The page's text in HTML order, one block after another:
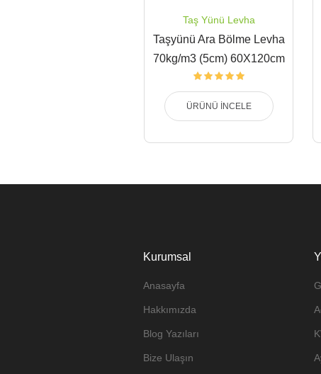
Taş Yünü Levha
Taşyünü Ara Bölme Levha
70kg/m3 (5cm) 60X120cm
ÜRÜNÜ İNCELE
Kurumsal
Anasayfa
Hakkımızda
Blog Yazıları
Bize Ulaşın